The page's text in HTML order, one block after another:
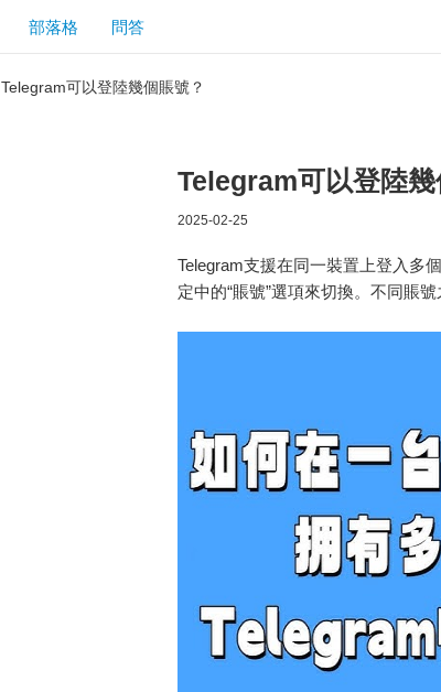
部落格 問答
Telegram可以登陸幾個賬號？
Telegram可以登陸幾
2025-02-25
Telegram支援在同一裝置上登入多
定中的“賬號”選項來切換。不同賬